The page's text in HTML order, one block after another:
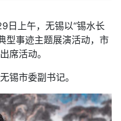
上午，无锡以“锡水长
型事迹主题展演活动，市
席活动。
市委副书记。